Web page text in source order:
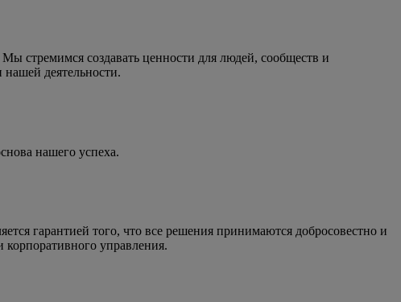
стремимся создавать ценности для людей, сообществ и
деятельности.
нашего успеха.
гарантией того, что все решения принимаются добросовестно и
управления.